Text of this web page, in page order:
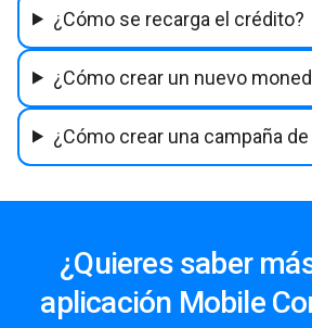
¿Cómo se recarga el crédito?
¿Cómo crear un nuevo
¿Cómo crear una campaña de
¿Quieres saber
aplicación Mobile